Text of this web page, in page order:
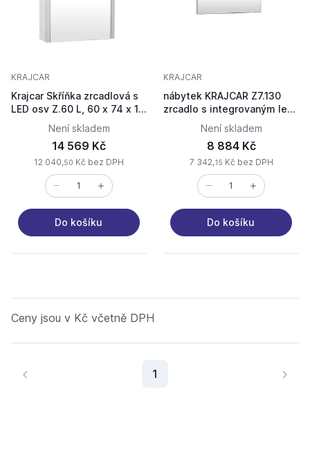
KRAJCAR
Krajcar Skříňka zrcadlová s
LED osv Z.60 L, 60 x 74 x 17
cm, otv.vlevo, bílá Z6.60.1
Není skladem
14 569 Kč
12 040,50 Kč bez DPH
Do košíku
KRAJCAR
nábytek KRAJCAR Z7.130
zrcadlo s integrovaným led
osvětlením bez vypínače
Není skladem
8 884 Kč
7 342,15 Kč bez DPH
Do košíku
Ceny jsou v Kč včetně DPH
1